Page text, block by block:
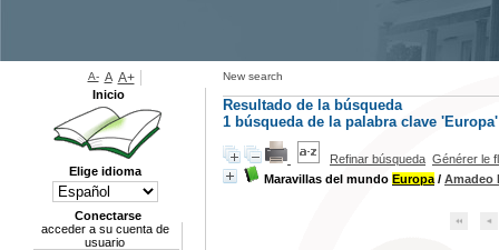
New search
Resultado de la búsqueda
1 búsqueda de la palabra clave 'Europa'
Refinar búsqueda Générer le
Maravillas del mundo Europa / Amadeo
A- A A+
Inicio
Elige idioma
Conectarse
acceder a su cuenta de
usuario